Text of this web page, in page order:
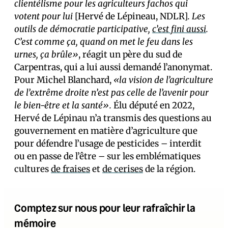
clientélisme pour les agriculteurs fachos qui
votentpour lui [Hervé de Lépineau, NDLR]. Les
outils de démocratie participative, c’est fini aussi.
C’est comme ça, quand on met le feu dans les
urnes, ça brûle», réagit un père du sud de
Carpentras, qui a lui aussi demandé l’anonymat.
Pour Michel Blanchard, «la vision de l’agriculture
de l’extrême droite n’est pas celle de l’avenir pour
le bien-être et la santé». Élu député en 2022,
Hervé de Lépinau n’a transmis des questions au
gouvernement en matière d’agriculture que
pour défendre l’usage de pesticides – interdit
ou en passe de l’être – sur les emblématiques
culturesde fraisesetde cerisesde la région.
Comptez sur nous pour leur rafraîchir la
mémoire